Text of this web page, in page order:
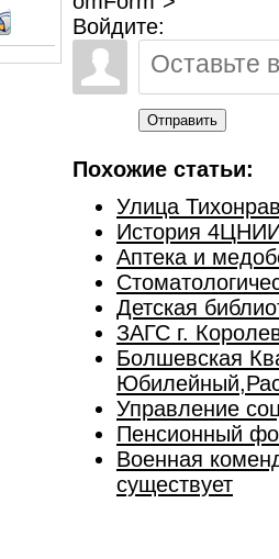
Войдите:
Отправить
Похожие статьи:
Улица
История
Аптека и
Детская
ЗАГС г.
Болшевская
Управление
Пенсионный
Военная
существует